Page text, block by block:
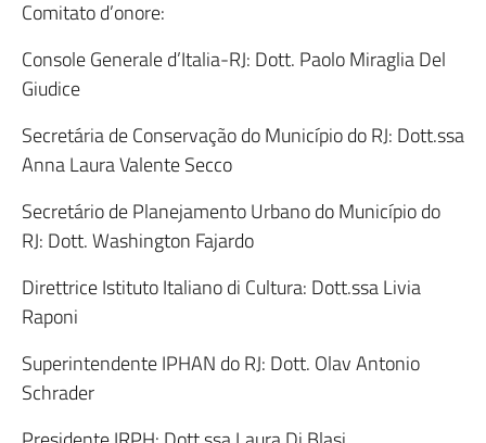
Comitato d’onore:
Console Generale d’Italia-RJ: Dott. Paolo Miraglia Del
Giudice
Secretária de Conservação do Município do RJ: Dott.ssa
Anna Laura Valente Secco
Secretário de Planejamento Urbano do Município do
RJ: Dott. Washington Fajardo
Direttrice Istituto Italiano di Cultura: Dott.ssa Livia
Raponi
Superintendente IPHAN do RJ: Dott. Olav Antonio
Schrader